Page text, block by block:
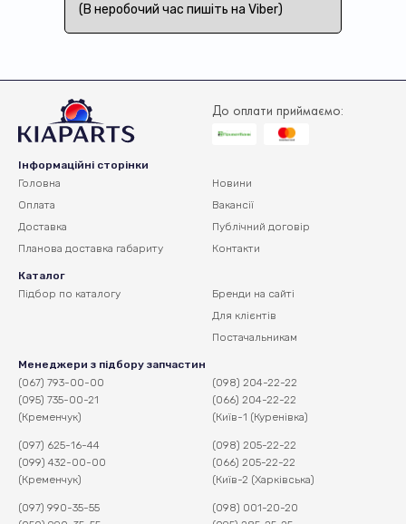
(В неробочий час пишіть на Viber)
До оплати приймаємо:
Інформаційні сторінки
Головна
Оплата
Доставка
Планова доставка габариту
Новини
Вакансії
Публічний договір
Контакти
Каталог
Підбор по каталогу
Бренди на сайті
Для клієнтів
Постачальникам
Менеджери з підбору запчастин
(067) 793-00-00
(095) 735-00-21
(Кременчук)
(097) 625-16-44
(099) 432-00-00
(Кременчук)
(097) 990-35-55
(098) 204-22-22
(066) 204-22-22
(Київ-1 (Куренівка)
(098) 205-22-22
(066) 205-22-22
(Київ-2 (Харківська)
(098) 001-20-20